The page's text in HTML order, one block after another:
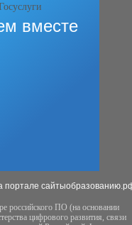
вместе
портале
российского ПО (на основании
цифрового развития, связи